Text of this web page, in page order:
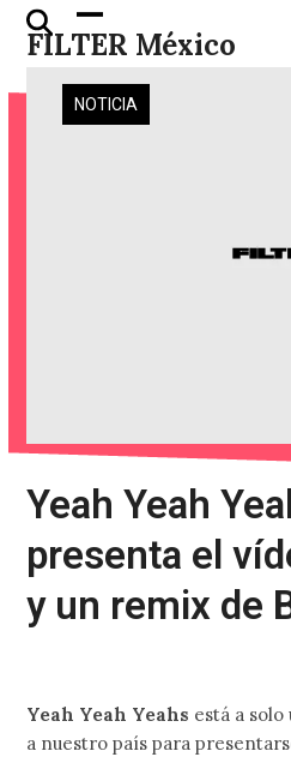
Skip
FILTER México
Open
mobile
menu
Close
mobile
menu
NOTICIA
Yeah Yeah
presenta el
y un remix de
Yeah Yeah Yeahs está a
a nuestro país para